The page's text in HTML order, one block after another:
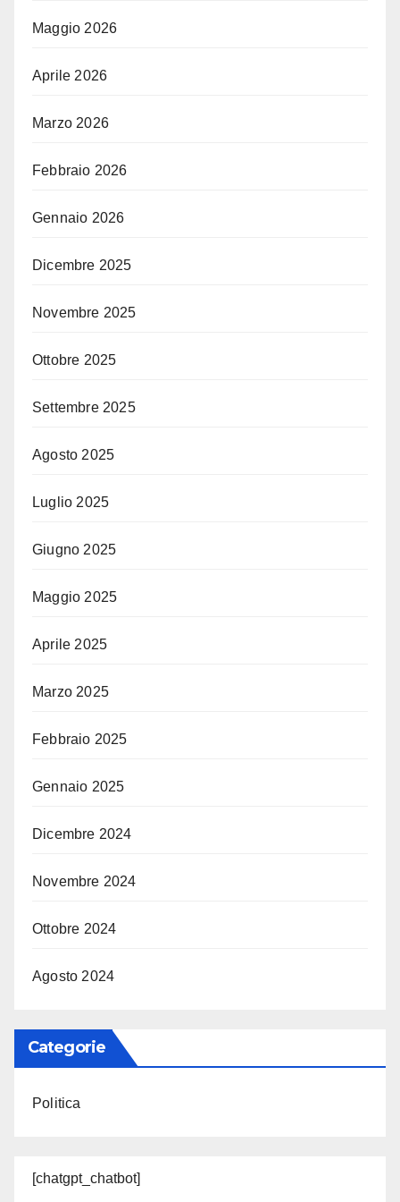
Maggio 2026
Aprile 2026
Marzo 2026
Febbraio 2026
Gennaio 2026
Dicembre 2025
Novembre 2025
Ottobre 2025
Settembre 2025
Agosto 2025
Luglio 2025
Giugno 2025
Maggio 2025
Aprile 2025
Marzo 2025
Febbraio 2025
Gennaio 2025
Dicembre 2024
Novembre 2024
Ottobre 2024
Agosto 2024
Categorie
Politica
[chatgpt_chatbot]